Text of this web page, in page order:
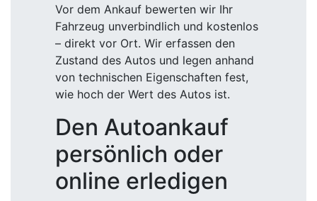
Vor dem Ankauf bewerten wir Ihr
Fahrzeug unverbindlich und kostenlos
– direkt vor Ort. Wir erfassen den
Zustand des Autos und legen anhand
von technischen Eigenschaften fest,
wie hoch der Wert des Autos ist.
Den Autoankauf
persönlich oder
online erledigen